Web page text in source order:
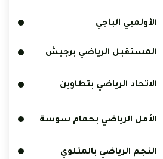
الأولمبي الباجي
المستقبل الرياضي برجيش
الاتحاد الرياضي بتطاوين
الأمل الرياضي بحمام سوسة
النجم الرياضي بالمتلوي